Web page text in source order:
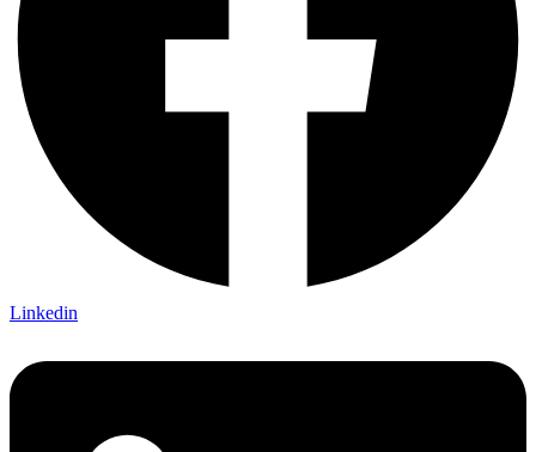
Linkedin